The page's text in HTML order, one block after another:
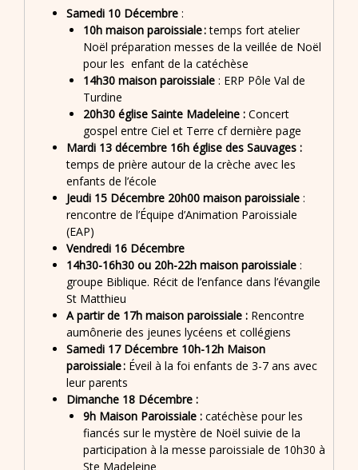
Samedi 10 Décembre :
10h maison paroissiale :temps fort atelier
Noël préparation messes de la veillée de Noël
pour les enfant de la catéchèse
14h30 maison paroissiale : ERP Pôle Val de
Turdine
20h30 église Sainte Madeleine : Concert
gospel entre Ciel et Terre cf dernière page
Mardi 13 décembre 16h église des Sauvages :
temps de prière autour de la crèche avec les
enfants de l’école
Jeudi 15 Décembre 20h00 maison paroissiale :
rencontre de l’Équipe d’Animation Paroissiale
(EAP)
Vendredi 16 Décembre
14h30-16h30 ou 20h-22h maison paroissiale :
groupe Biblique. Récit de l’enfance dans l’évangile
St Matthieu
A partir de 17h maison paroissiale : Rencontre
aumônerie des jeunes lycéens et collégiens
Samedi 17 Décembre 10h-12h Maison
paroissiale : Éveil à la foi enfants de 3-7 ans avec
leur parents
Dimanche 18 Décembre :
9h Maison Paroissiale : catéchèse pour les
fiancés sur le mystère de Noël suivie de la
participation à la messe paroissiale de 10h30 à
Ste Madeleine